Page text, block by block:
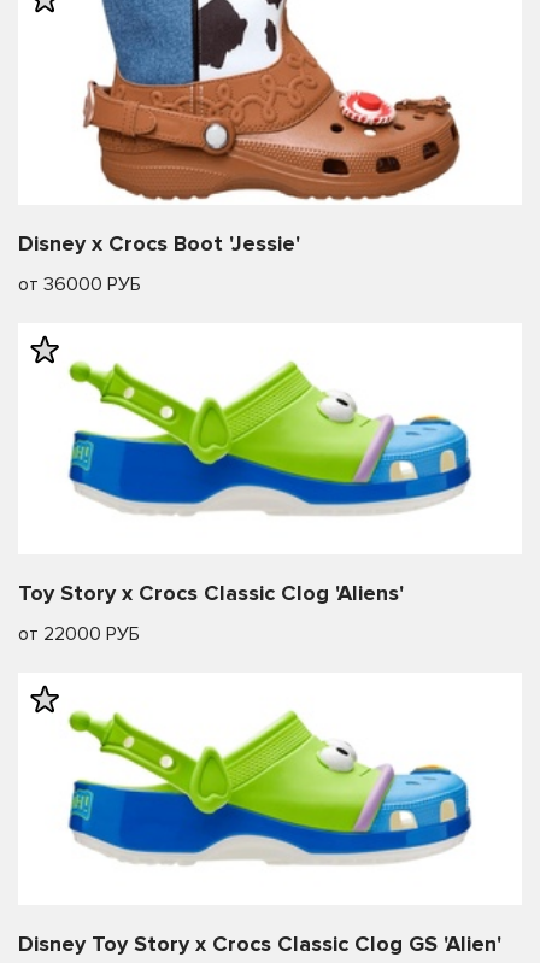
Disney x Crocs Boot 'Jessie'
от 36000 РУБ
Toy Story x Crocs Classic Clog 'Aliens'
от 22000 РУБ
Disney Toy Story x Crocs Classic Clog GS 'Alien'